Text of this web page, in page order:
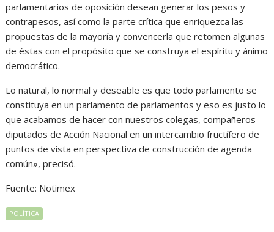
parlamentarios de oposición desean generar los pesos y
contrapesos, así como la parte crítica que enriquezca las
propuestas de la mayoría y convencerla que retomen algunas
de éstas con el propósito que se construya el espíritu y ánimo
democrático.
Lo natural, lo normal y deseable es que todo parlamento se
constituya en un parlamento de parlamentos y eso es justo lo
que acabamos de hacer con nuestros colegas, compañeros
diputados de Acción Nacional en un intercambio fructífero de
puntos de vista en perspectiva de construcción de agenda
común», precisó.
Fuente: Notimex
POLÍTICA